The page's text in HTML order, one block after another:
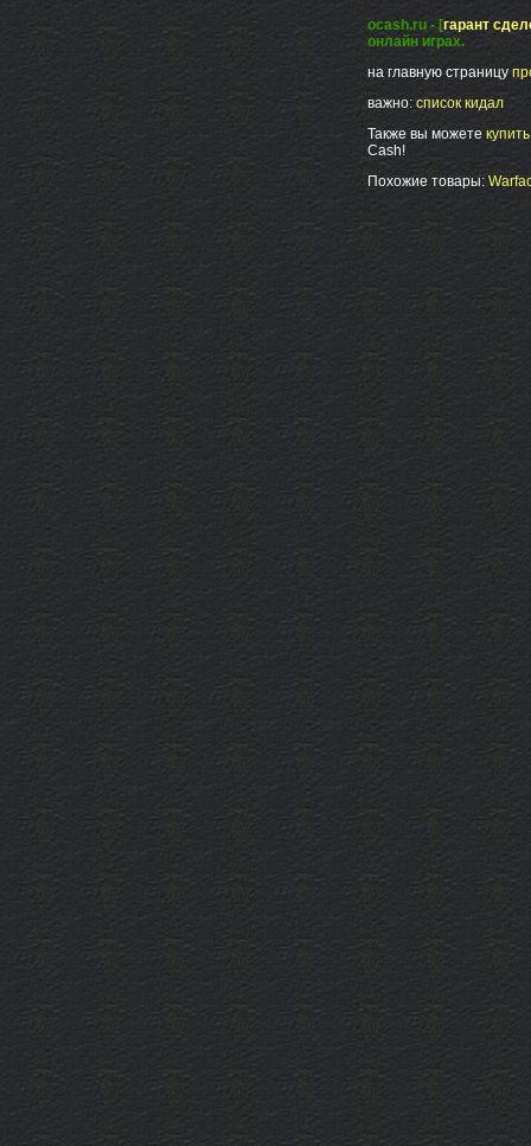
ocash.ru - [гарант
онлайн играх.
на главную страницу
важно:список кидал
Также вы можете
Cash!
Похожие товары: